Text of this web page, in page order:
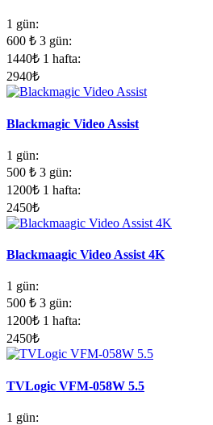
1 gün:
600 ₺ 3 gün:
1440₺ 1 hafta:
2940₺
Blackmagic Video Assist
1 gün:
500 ₺ 3 gün:
1200₺ 1 hafta:
2450₺
Blackmaagic Video Assist 4K
1 gün:
500 ₺ 3 gün:
1200₺ 1 hafta:
2450₺
TVLogic VFM-058W 5.5
1 gün: